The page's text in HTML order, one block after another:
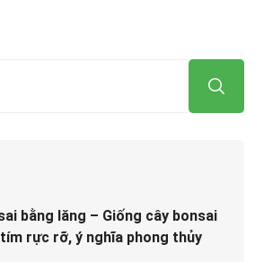
bằng lăng – Giống cây bonsai
rực rỡ, ý nghĩa phong thủy